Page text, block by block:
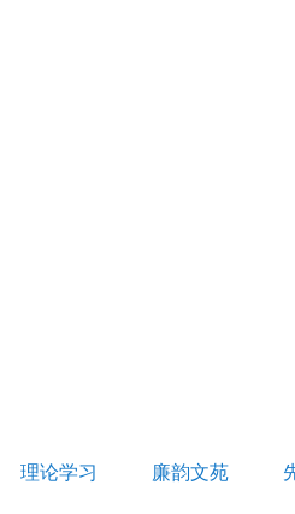
理论学习 廉韵文苑